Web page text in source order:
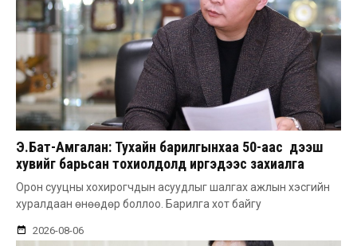
Э.Бат-Амгалан: Тухайн барилгынхаа 50-аас дээш
хувийг барьсан тохиолдолд иргэдээс захиалга
авдаг болгоно
Орон сууцны хохирогчдын асуудлыг шалгах ажлын хэсгийн
хуралдаан өнөөдөр боллоо. Барилга хот байгу
2026-08-06